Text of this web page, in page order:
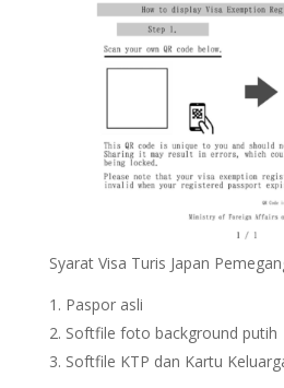
Syarat Visa Turis Japan
Paspor asli
Softfile foto background putih
Softfile KTP dan Kartu